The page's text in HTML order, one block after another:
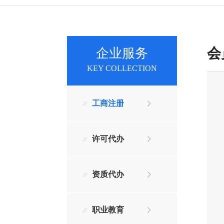
企业服务
KEY COLLECTION
工商注册
许可代办
资质代办
职业教育